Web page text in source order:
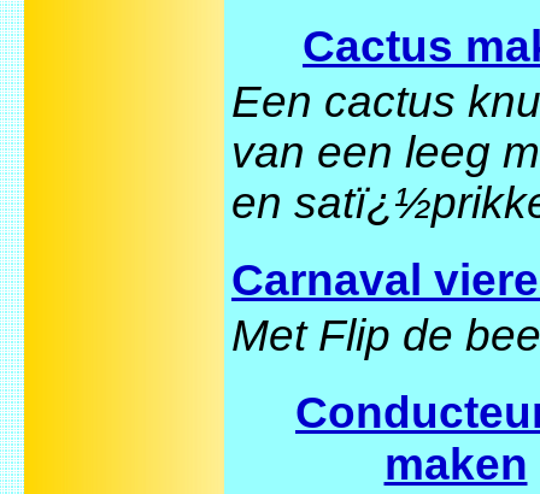
Cactus
Een cactus
van een leeg
en
Carnaval
Met Flip de
maken